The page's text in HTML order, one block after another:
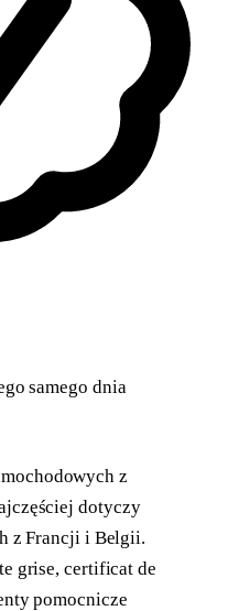
samego dnia
z
dotyczy
z Francji i Belgii.
grise, certificat de
pomocnicze